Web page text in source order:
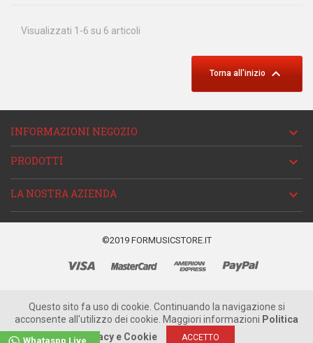
Visualizzati 1-6 su 6 articoli
Torna all'inizio 
INFORMAZIONI NEGOZIO 
PRODOTTI 
LA NOSTRA AZIENDA 
Whataspp Live
©2019 FORMUSICSTORE.IT
Questo sito fa uso di cookie. Continuando la navigazione si
acconsente all'utilizzo dei cookie. Maggiori informazioni Politica
Privacy e Cookie
ACCETTO